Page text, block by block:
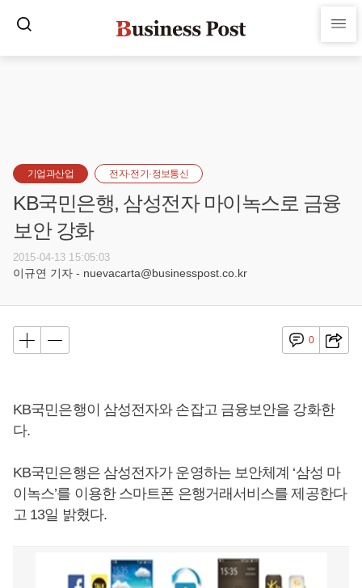
기업과산업 전자·전기·정보통신
KB국민은행, 삼성전자 마이녹스로 금융
보안 강화
2015-04-13 15:05:03
이규연 기자 - nuevacarta@businesspost.co.kr
0
KB국민은행이 삼성전자와 손잡고 금융보안을 강화한
다.
KB국민은행은 삼성전자가 운영하는 보안체계 ‘삼성 마
이녹스’를 이용한 스마트폰 은행거래서비스를 제공한다
고 13일 밝혔다.